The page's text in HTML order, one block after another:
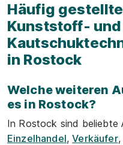
Häufig
Kunststoff- und
in Rostock
Welche weiteren
es in Rostock?
In Rostock sind beliebte
Einzelhandel,Verkäufer,